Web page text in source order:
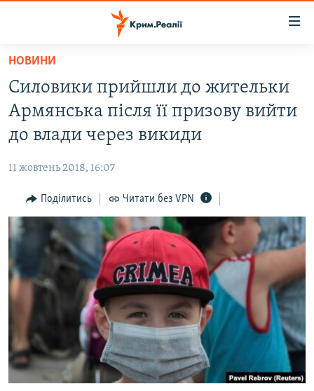
Перейти
основного
матеріалу
Перейти
до
основної
Перейти
до
пошуку
ВІДЕО ТА ФОТО
БЛОГИ
ПОГЛЯД
ІНТЕРВ'Ю
ВСЕ ЗА ДЕНЬ
СПЕЦПРОЕКТИ
ВІДЕОУРОКИ «ELIFBE»
СВІДЧЕННЯ ОКУПАЦІЇ
УКРАЇНСЬКА ПРОБЛЕМА КРИМУ
ЯК ОБІЙТИ БЛОКУВАННЯ
Русский
Qırımtatar
НОВИНИ
Силовики прийшли до жительки
Армянська після її призову вийти
до влади через викиди
11 жовтень 2018, 16:07
Поділитись Читати без VPN